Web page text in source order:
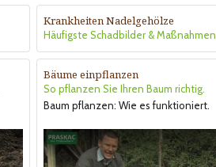
Krankheiten Nadelgehölze
Häufigste Schadbilder & Maßnahmen
Bäume einpflanzen
So pflanzen Sie Ihren Baum richtig.
Baum pflanzen: Wie es funktioniert.